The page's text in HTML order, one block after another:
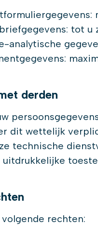
tot u
derden
dit wettelijk
technische
rechten: